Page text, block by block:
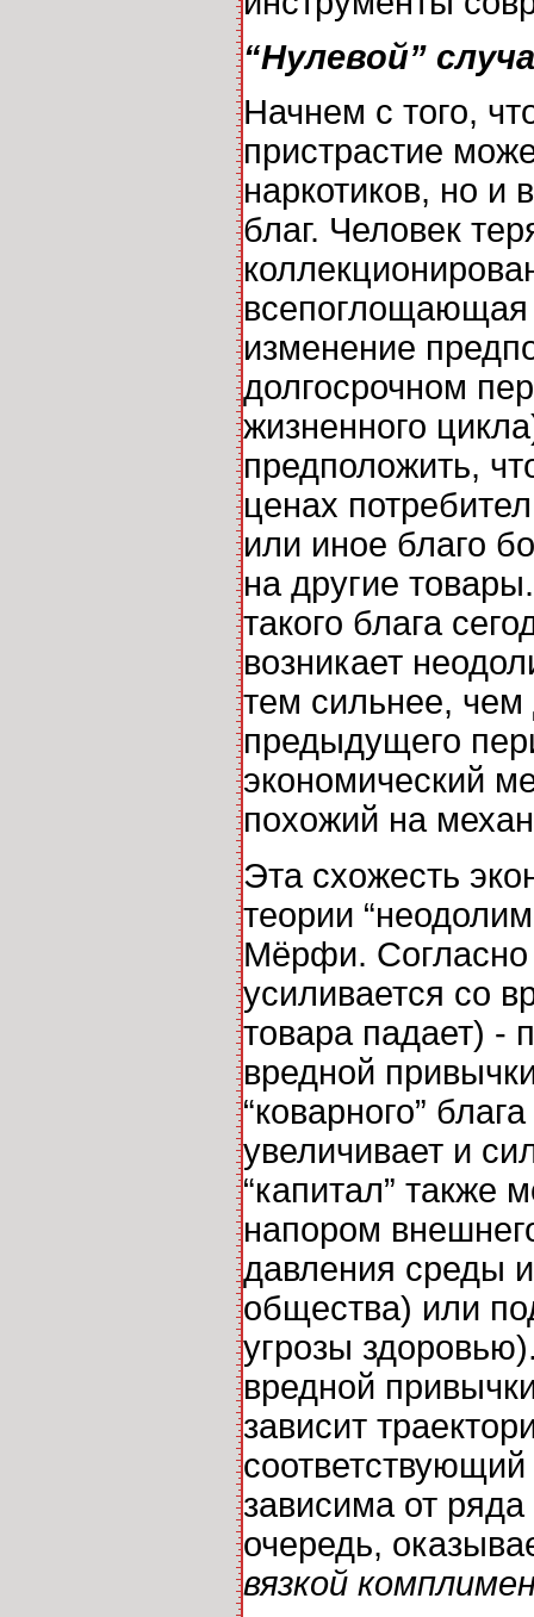
“Нулевой”
Начнем с того,
пристрастие
наркотиков, но и
благ. Человек
всепоглощающая
изменение
долгосрочном
жизненного
предположить,
ценах
или иное благо
на другие
такого блага
возникает
тем сильнее,
предыдущего
экономический
похожий на
Эта схожесть
теории
Мёрфи. Согласно
усиливается со
товара падает) -
вредной
“коварного”
увеличивает и
“капитал” также
напором
давления среды
общества) или
угрозы
вредной
зависит
зависима от
очередь,
вязкой